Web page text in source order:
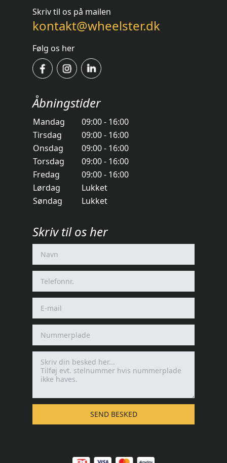
Skriv til os på mailen
kontakt@wheelster.dk
Følg os her
Åbningstider
Mandag
09:00 - 16:00
Tirsdag
09:00 - 16:00
Onsdag
09:00 - 16:00
Torsdag
09:00 - 16:00
Fredag
09:00 - 16:00
Lørdag
Lukket
Søndag
Lukket
Skriv til os her
SEND BESKED